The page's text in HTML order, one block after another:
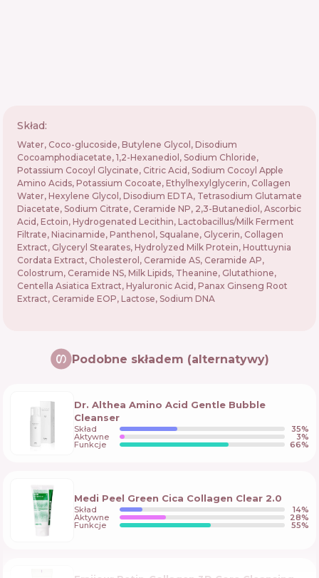
Skład:
Water, Coco-glucoside, Butylene Glycol, Disodium
Cocoamphodiacetate, 1,2-Hexanediol, Sodium Chloride,
Potassium Cocoyl Glycinate, Citric Acid, Sodium Cocoyl Apple
Amino Acids, Potassium Cocoate, Ethylhexylglycerin, Collagen
Water, Hexylene Glycol, Disodium EDTA, Tetrasodium Glutamate
Diacetate, Sodium Citrate, Ceramide NP, 2,3-Butanediol, Ascorbic
Acid, Ectoin, Hydrogenated Lecithin, Lactobacillus/Milk Ferment
Filtrate, Niacinamide, Panthenol, Squalane, Glycerin, Collagen
Extract, Glyceryl Stearates, Hydrolyzed Milk Protein, Houttuynia
Cordata Extract, Cholesterol, Ceramide AS, Ceramide AP,
Colostrum, Ceramide NS, Milk Lipids, Theanine, Glutathione,
Centella Asiatica Extract, Hyaluronic Acid, Panax Ginseng Root
Extract, Ceramide EOP, Lactose, Sodium DNA
Podobne składem (alternatywy)
Dr. Althea Amino Acid Gentle Bubble
Cleanser
Skład 35%
Aktywne 3%
Funkcje 66%
Medi Peel Green Cica Collagen Clear 2.0
Skład 14%
Aktywne 28%
Funkcje 55%